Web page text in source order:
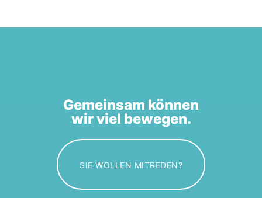
Gemeinsam können
wir viel bewegen.
SIE WOLLEN MITREDEN?